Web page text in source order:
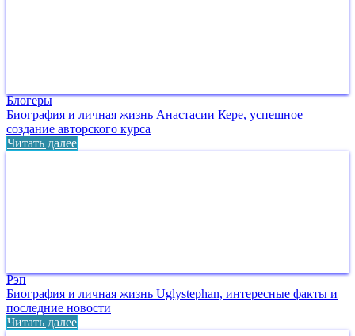
Блогеры
Биография и личная жизнь Анастасии Кере, успешное
создание авторского курса
Читать далее
Рэп
Биография и личная жизнь Uglystephan, интересные факты и
последние новости
Читать далее